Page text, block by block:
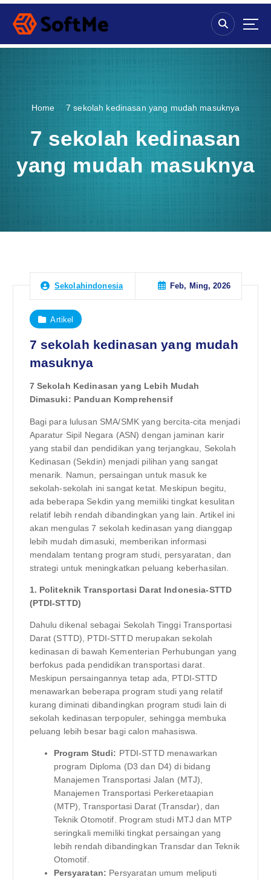
S
p
Home 7 sekolah kedinasan yang mudah masuknya
7 sekolah kedinasan
yang mudah masuknya
Sekolahindonesia Feb, Ming, 2026
Artikel
7 sekolah kedinasan yang mudah
masuknya
7 Sekolah Kedinasan yang Lebih Mudah
Dimasuki: Panduan Komprehensif
Bagi para lulusan SMA/SMK yang bercita-cita menjadi
Aparatur Sipil Negara (ASN) dengan jaminan karir
yang stabil dan pendidikan yang terjangkau, Sekolah
Kedinasan (Sekdin) menjadi pilihan yang sangat
menarik. Namun, persaingan untuk masuk ke
sekolah-sekolah ini sangat ketat. Meskipun begitu,
ada beberapa Sekdin yang memiliki tingkat kesulitan
relatif lebih rendah dibandingkan yang lain. Artikel ini
akan mengulas 7 sekolah kedinasan yang dianggap
lebih mudah dimasuki, memberikan informasi
mendalam tentang program studi, persyaratan, dan
strategi untuk meningkatkan peluang keberhasilan.
1. Politeknik Transportasi Darat Indonesia-STTD
(PTDI-STTD)
Dahulu dikenal sebagai Sekolah Tinggi Transportasi
Darat (STTD), PTDI-STTD merupakan sekolah
kedinasan di bawah Kementerian Perhubungan yang
berfokus pada pendidikan transportasi darat.
Meskipun persaingannya tetap ada, PTDI-STTD
menawarkan beberapa program studi yang relatif
kurang diminati dibandingkan program studi lain di
sekolah kedinasan terpopuler, sehingga membuka
peluang lebih besar bagi calon mahasiswa.
Program Studi: PTDI-STTD menawarkan
program Diploma (D3 dan D4) di bidang
Manajemen Transportasi Jalan (MTJ),
Manajemen Transportasi Perkeretaapian
(MTP), Transportasi Darat (Transdar), dan
Teknik Otomotif. Program studi MTJ dan MTP
seringkali memiliki tingkat persaingan yang
lebih rendah dibandingkan Transdar dan Teknik
Otomotif.
Persyaratan: Persyaratan umum meliputi